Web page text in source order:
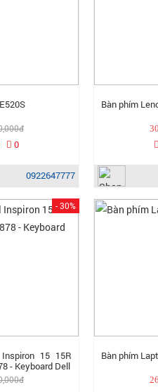
0
0922647777
Bàn phím
- 30%
15 15R
- Keyboard Dell
Bàn phím